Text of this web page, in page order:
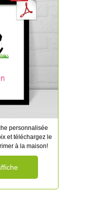
personnalisée
et téléchargez le
à la maison!